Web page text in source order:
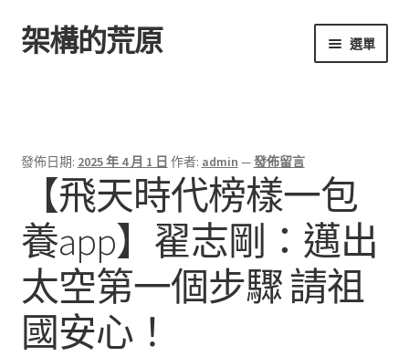
跳
至
跳
至
架構的荒原 選單
發佈日期: 2025 年 4 月 1 日 作者: admin —發佈留言
【飛天時代榜樣一包
養app】翟志剛：邁出
太空第一個步驟 請祖
國安心！